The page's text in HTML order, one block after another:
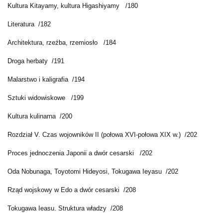
Kultura Kitayamy, kultura Higashiyamy /180
Literatura /182
Architektura, rzeźba, rzemiosło /184
Droga herbaty /191
Malarstwo i kaligrafia /194
Sztuki widowiskowe /199
Kultura kulinarna /200
Rozdział V. Czas wojowników II (połowa XVI-połowa XIX w.) /202
Proces jednoczenia Japonii a dwór cesarski /202
Oda Nobunaga, Toyotomi Hideyosi, Tokugawa Ieyasu /202
Rząd wojskowy w Edo a dwór cesarski /208
Tokugawa Ieasu. Struktura władzy /208